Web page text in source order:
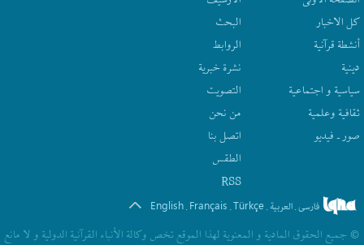
كل الاخبار
أنشطة قرآنیة
دينية
سیاسیة و اجتماعیة
ثقافیة وعلمیة
صور ـ فيديو
البحث
الروابط
نشرة‌ خبریة
التصويت
من نحن
اتصل بنا
الطقس
RSS
فارسی. العربیة .
Türkçe
.
Français
.
English
© جمیع الحقوق المادیة و المعنویة لهذا الموقع تخص وکالة الأنباء القرآنیة الدولیة و لا مانع